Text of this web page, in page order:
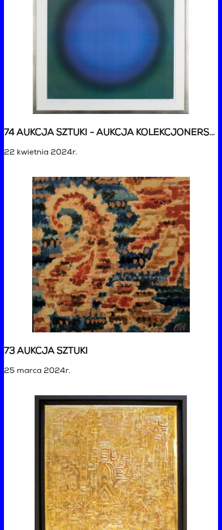
74 AUKCJA SZTUKI - AUKCJA KOLEKCJONERSKA
22 kwietnia 2024r.
73 AUKCJA SZTUKI
25 marca 2024r.